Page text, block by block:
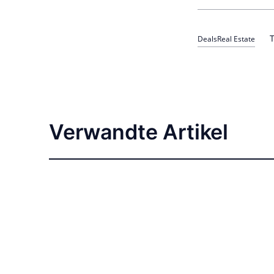
DealsReal Estate
Verwandte Artikel